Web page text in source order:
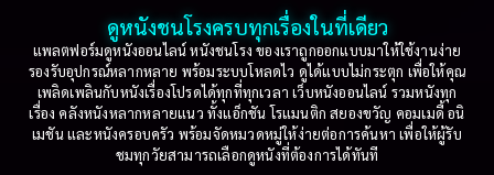
Based on Novel(16)
Betrayal(1)
Biography(3)
2001
2000
1999
1998
1997
1996
1995
1994
1993
1992
ดูหนังชนโรงครบทุกเรื่องในที่เดียว
แพลตฟอร์มดูหนังออนไลน์ หนังชนโรง ของเราถูกออกแบบมาให้ใช้งานง่าย
รองรับอุปกรณ์หลากหลาย พร้อมระบบโหลดไว ดูได้แบบไม่กระตุก เพื่อให้คุณ
เพลิดเพลินกับหนังเรื่องโปรดได้ทุกที่ทุกเวลา เว็บหนังออนไลน์ รวมหนังทุก
เรื่อง คลังหนังหลากหลายแนว ทั้งแอ็กชัน โรแมนติก สยองขวัญ คอมเมดี้ อนิ
เมชัน และหนังครอบครัว พร้อมจัดหมวดหมู่ให้ง่ายต่อการค้นหา เพื่อให้ผู้รับ
ชมทุกวัยสามารถเลือกดูหนังที่ต้องการได้ทันที